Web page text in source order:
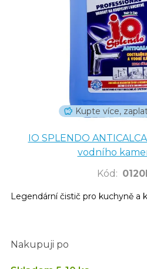
Kupte více,
IO SPLENDO
vodního
Kód :
Legendární čistič pro kuchyně a
Nakupuji po